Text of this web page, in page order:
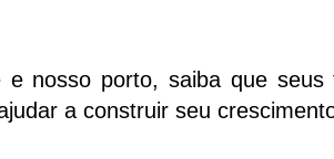
e nosso porto, saiba que seus
a construir seu